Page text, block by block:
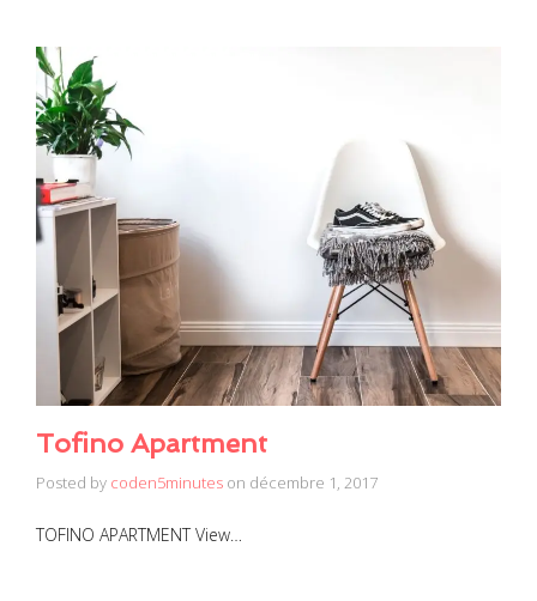
Tofino Apartment
Posted by coden5minutes on décembre 1, 2017
TOFINO APARTMENT View…